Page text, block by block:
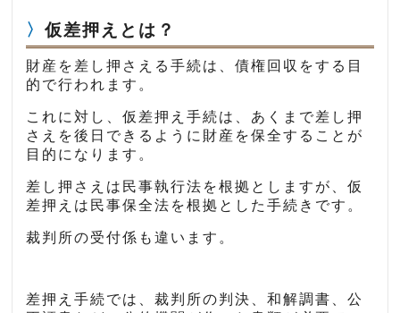
仮差押えとは？
財産を差し押さえる手続は、債権回収をする目
的で行われます。
これに対し、仮差押え手続は、あくまで差し押
さえを後日できるように財産を保全することが
目的になります。
差し押さえは民事執行法を根拠としますが、仮
差押えは民事保全法を根拠とした手続きです。
裁判所の受付係も違います。
差押え手続では、裁判所の判決、和解調書、公